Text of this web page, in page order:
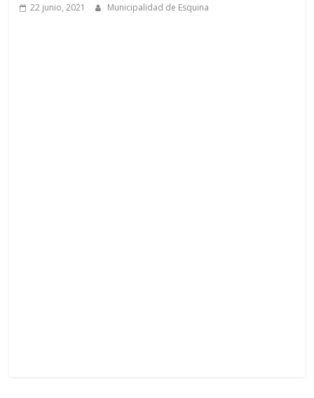
22 junio, 2021 Municipalidad de Esquina